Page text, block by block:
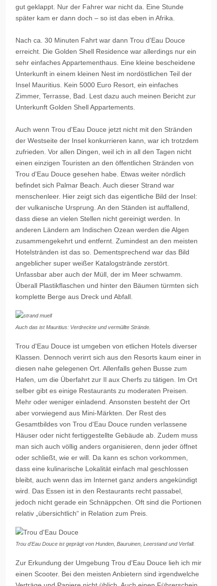
gut geklappt. Nur der Fahrer war nicht da. Eine Stunde
später kam er dann doch – so ist das eben in Afrika.
Nach ca. 30 Minuten Fahrt war dann Trou d'Eau Douce
erreicht. Die Golden Shell Residence war allerdings nur ein
sehr einfaches Appartementhaus. Eine kleine bescheidene
Unterkunft in einem kleinen Nest im nordöstlichen Teil der
Insel Mauritius. Kein 5000 Euro Resort, ein einfaches
Zimmer, Terrasse, Bad. Lest dazu auch meinen Bericht zur
Unterkunft Golden Shell Appartements.
Auch wenn Trou d'Eau Douce jetzt nicht mit den Stränden
der Westseite der Insel konkurrieren kann, war ich trotzdem
zufrieden. Vor allen Dingen, weil ich in all den Tagen nicht
einen einzigen Touristen an den öffentlichen Stränden von
Trou d'Eau Douce gesehen habe. Etwas weiter nördlich
befindet sich Palmar Beach. Auch dieser Strand war
menschenleer. Hier zeigt sich das eigentliche Bild der Insel:
der vulkanische Ursprung. An den Ständen ist auffallend,
dass diese an vielen Stellen nicht gereinigt werden. In
anderen Ländern am Indischen Ozean werden die Algen
zusammengekehrt und entfernt. Zumindest an den meisten
Hotelstränden ist das so. Dementsprechend war das Bild
angeblicher super weißer Katalogstrände zerstört.
Unfassbar aber auch der Müll, der im Meer schwamm.
Überall Plastikflaschen und hinter den Bäumen türmten sich
komplette Berge aus Dreck und Abfall.
Auch das ist Mauritius: Verdreckte und vermüllte Strände.
Trou d'Eau Douce ist umgeben von etlichen Hotels diverser
Klassen. Dennoch verirrt sich aus den Resorts kaum einer in
diesen nahe gelegenen Ort. Allenfalls gehen Busse zum
Hafen, um die Überfahrt zur Il aux Cherfs zu tätigen. Im Ort
selber gibt es einige Restaurants zu moderaten Preisen.
Mehr oder weniger einladend. Ansonsten besteht der Ort
aber vorwiegend aus Mini-Märkten. Der Rest des
Gesamtbildes von Trou d'Eau Douce runden verlassene
Häuser oder nicht fertiggestellte Gebäude ab. Zudem muss
man sich auch völlig anders organisieren, denn jeder öffnet
oder schließt, wie er will. Da kann es schon vorkommen,
dass eine kulinarische Lokalität einfach mal geschlossen
bleibt, auch wenn das im Internet ganz anders angekündigt
wird. Das Essen ist in den Restaurants recht passabel,
jedoch nicht gerade ein Schnäppchen. Oft sind die Portionen
relativ „übersichtlich“ in Relation zum Preis.
Trou d'Eau Douce ist geprägt von Hunden, Bauruinen, Leerstand und Verfall.
Zur Erkundung der Umgebung Trou d'Eau Douce lieh ich mir
einen Scooter. Bei den meisten Anbietern sind irgendwelche